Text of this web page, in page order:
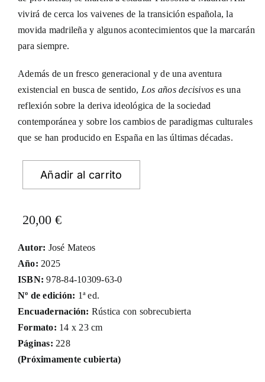
20,00 €
Autor: José Mateos
Año: 2025
ISBN:978-84-10309-63-0
Nº de edición: 1ª ed.
Encuadernación: Rústica con sobrecubierta
Formato: 14 x 23 cm
Páginas: 228
(Próximamente cubierta)
vivirá de cerca los vaivenes de la transición española, la
movida madrileña y algunos acontecimientos que la marcarán
para siempre.
Además de un fresco generacional y de una aventura
existencial en busca de sentido, Los años decisivos es una
reflexión sobre la deriva ideológica de la sociedad
contemporánea y sobre los cambios de paradigmas culturales
que se han producido en España en las últimas décadas.
Añadir al carrito